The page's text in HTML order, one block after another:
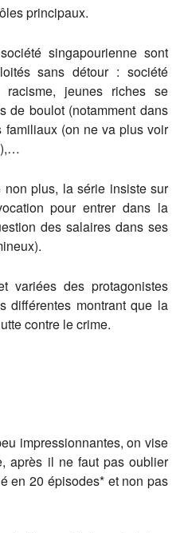
principaux.
singapourienne sont
sans détour : société
racisme, jeunes riches se
de boulot (notamment dans
(on ne va plus voir
non plus, la série insiste sur
pour entrer dans la
des salaires dans ses
variées des protagonistes
différentes montrant que la
contre le crime.
impressionnantes, on vise
après il ne faut pas oublier
en 20 épisodes* et non pas